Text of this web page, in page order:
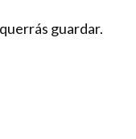
guardar.